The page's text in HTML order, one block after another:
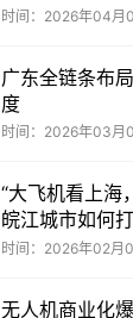
时间：2026年04月
广东全链条布
度
时间：2026年03月
“大飞机看上海
皖江城市如何
时间：2026年02月
无人机商业化